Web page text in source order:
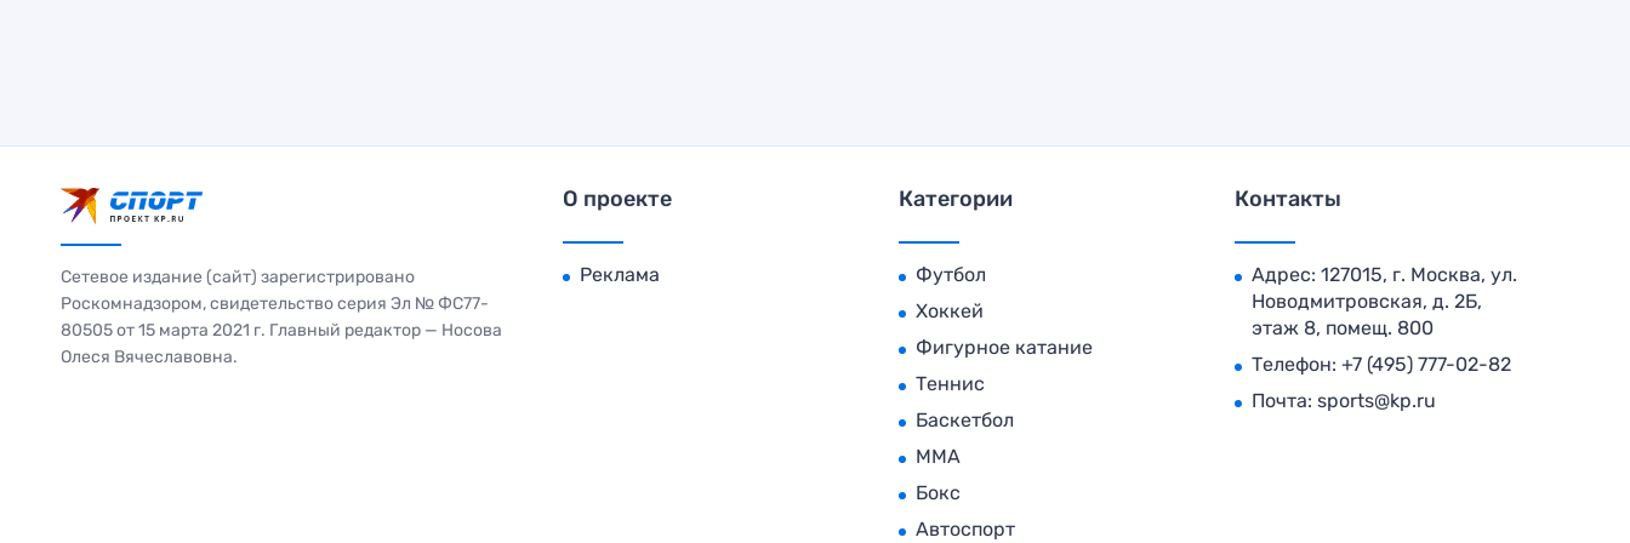
Сетевое издание (сайт) зарегистрировано
Роскомнадзором, свидетельство серия Эл № ФС77-
80505 от 15 марта 2021 г. Главный редактор — Носова
Олеся Вячеславовна.
О проекте
Реклама
Категории
Футбол
Хоккей
Фигурное катание
Теннис
Баскетбол
MMA
Бокс
Автоспорт
Контакты
Адрес: 127015, г. Москва, ул.
Новодмитровская, д. 2Б,
этаж 8, помещ. 800
Телефон: +7 (495) 777-02-82
Почта: sports@kp.ru